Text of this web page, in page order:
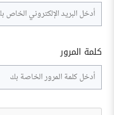
كلمة المرور